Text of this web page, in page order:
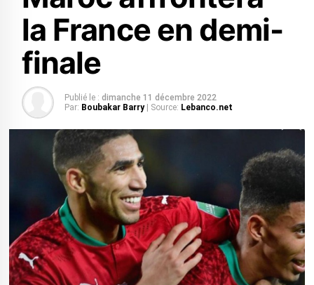
la France en demi-
finale
Publié le : dimanche 11 décembre 2022
Par: Boubakar Barry | Source: Lebanco.net